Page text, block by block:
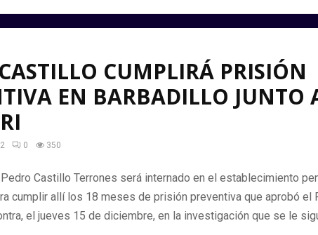
CUMPLIRÁ PRISIÓN
EN BARBADILLO JUNTO
0 350
Castillo Terrones será internado en el establecimiento
cumplir allí los 18 meses de prisión preventiva que aprobó el
el jueves 15 de diciembre, en la investigación que se le